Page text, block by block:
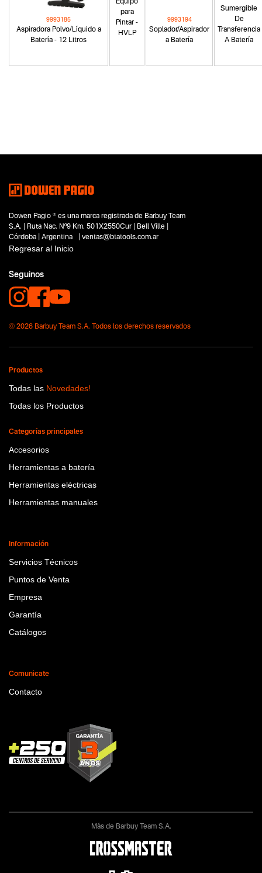
Aspiradora Polvo/Líquido a
Batería - 12 Litros
9993185
Equipo
para
Pintar -
HVLP
Soplador/Aspirador
a Batería
9993194
Sumergible
De
Transferencia
A Batería
Segmentos - pendiente
Limpieza
Capacidad
No items found.
Funcion o uso
No items found.
Tecnologia
No items found.
Dowen Pagio ® es una marca registrada de Barbuy Team
S.A. | Ruta Nac. Nº9 Km. 501X2550Cur | Bell Ville |
Córdoba | Argentina | ventas@btatools.com.ar
Regresar al Inicio
Seguinos
© 2026 Barbuy Team S.A. Todos los derechos reservados
Productos
Todas las Novedades!
Todas los Productos
Categorías principales
Accesorios
Herramientas a batería
Herramientas eléctricas
Herramientas manuales
Información
Servicios Técnicos
Puntos de Venta
Empresa
Garantía
Catálogos
Comunicate
Contacto
Más de Barbuy Team S.A.